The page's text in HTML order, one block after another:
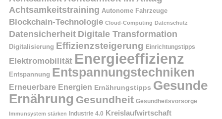
Achtsamkeitstraining Autonome Fahrzeuge
Blockchain-Technologie Cloud-Computing Datenschutz
Datensicherheit Digitale Transformation
Digitalisierung Effizienzsteigerung Einrichtungstipps
Elektromobilität Energieeffizienz
Entspannung Entspannungstechniken
Erneuerbare Energien Ernährungstipps Gesunde
Ernährung Gesundheit Gesundheitsvorsorge
Immunsystem stärken Industrie 4.0 Kreislaufwirtschaft